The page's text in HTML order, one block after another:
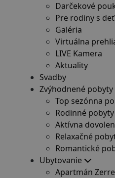
Darčekové
Pre rodiny s
Galéria
Virtuálna
LIVE Kamera
Aktuality
Svadby
Zvýhodnené pobyty
Top sezónna
Rodinné pobyty
Aktívna
Relaxačné
Romantické
Ubytovanie
Apartmán